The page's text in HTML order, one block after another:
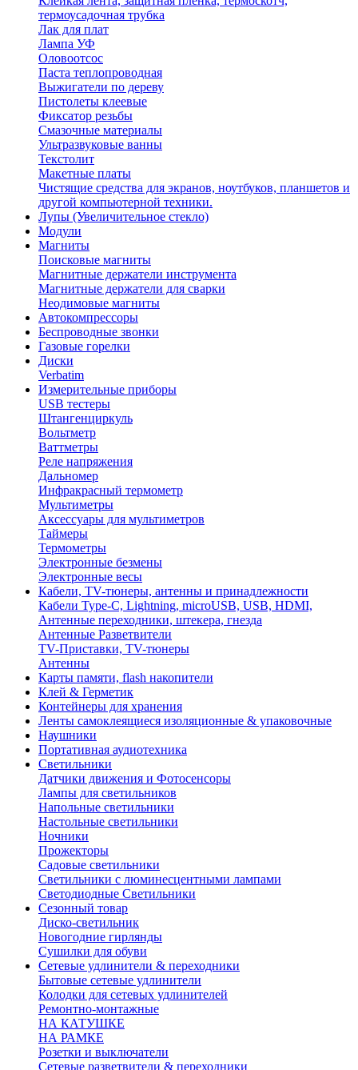
термоусадочная трубка
Лак для плат
Лампа УФ
Оловоотсос
Паста теплопроводная
Выжигатели по дереву
Пистолеты клеевые
Фиксатор резьбы
Смазочные материалы
Ультразвуковые ванны
Текстолит
Макетные платы
Чистящие средства для экранов, ноутбуков, планшетов и
другой компьютерной техники.
Лупы (Увеличительное стекло)
Модули
Магниты
Поисковые магниты
Магнитные держатели инструмента
Магнитные держатели для сварки
Неодимовые магниты
Автокомпрессоры
Беспроводные звонки
Газовые горелки
Диски
Verbatim
Измерительные приборы
USB тестеры
Штангенциркуль
Вольтметр
Ваттметры
Реле напряжения
Дальномер
Инфракрасный термометр
Мультиметры
Аксессуары для мультиметров
Таймеры
Термометры
Электронные безмены
Электронные весы
Кабели, TV-тюнеры, антенны и принадлежности
Кабели Type-C, Lightning, microUSB, USB, HDMI,
Антенные переходники, штекера, гнезда
Антенные Разветвители
TV-Приставки, TV-тюнеры
Антенны
Карты памяти, flash накопители
Клей & Герметик
Контейнеры для хранения
Ленты самоклеящиеся изоляционные & упаковочные
Наушники
Портативная аудиотехника
Светильники
Датчики движения и Фотосенсоры
Лампы для светильников
Напольные светильники
Настольные светильники
Ночники
Прожекторы
Садовые светильники
Светильники с люминесцентными лампами
Светодиодные Светильники
Сезонный товар
Диско-светильник
Новогодние гирлянды
Сушилки для обуви
Сетевые удлинители & переходники
Бытовые сетевые удлинители
Колодки для сетевых удлинителей
Ремонтно-монтажные
НА КАТУШКЕ
НА РАМКЕ
Розетки и выключатели
Сетевые разветвители & переходники